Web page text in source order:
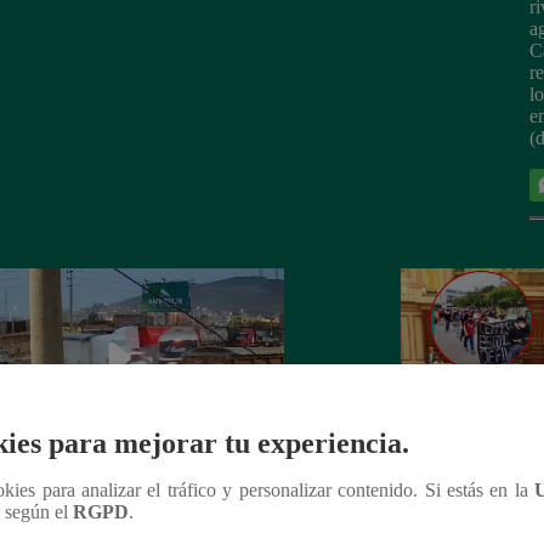
provoca triple choque
Norte | VIDEO
Levantan Pleno
para mejorar tu experiencia.
para analizar el tráfico y personalizar contenido. Si estás en la
según el RGPD.